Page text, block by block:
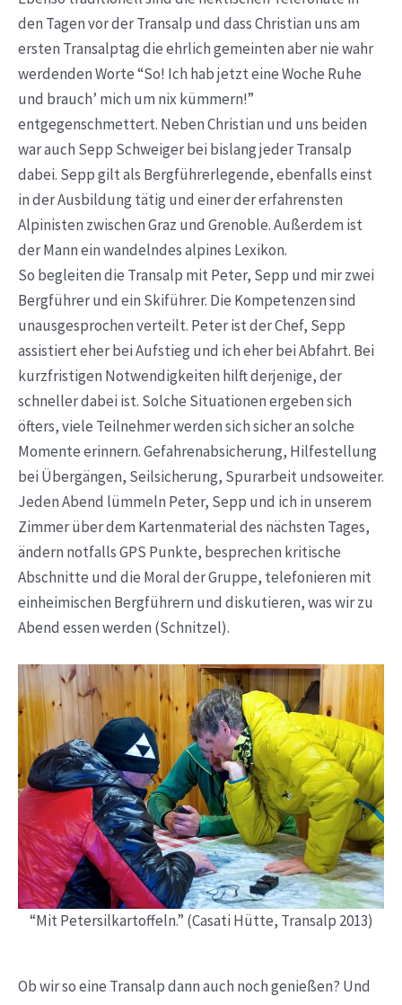
den Tagen vor der Transalp und dass Christian uns am
ersten Transalptag die ehrlich gemeinten aber nie wahr
werdenden Worte “So! Ich hab jetzt eine Woche Ruhe
und brauch’ mich um nix kümmern!”
entgegenschmettert. Neben Christian und uns beiden
war auch Sepp Schweiger bei bislang jeder Transalp
dabei. Sepp gilt als Bergführerlegende, ebenfalls einst
in der Ausbildung tätig und einer der erfahrensten
Alpinisten zwischen Graz und Grenoble. Außerdem ist
der Mann ein wandelndes alpines Lexikon.
So begleiten die Transalp mit Peter, Sepp und mir zwei
Bergführer und ein Skiführer. Die Kompetenzen sind
unausgesprochen verteilt. Peter ist der Chef, Sepp
assistiert eher bei Aufstieg und ich eher bei Abfahrt. Bei
kurzfristigen Notwendigkeiten hilft derjenige, der
schneller dabei ist. Solche Situationen ergeben sich
öfters, viele Teilnehmer werden sich sicher an solche
Momente erinnern. Gefahrenabsicherung, Hilfestellung
bei Übergängen, Seilsicherung, Spurarbeit undsoweiter.
Jeden Abend lümmeln Peter, Sepp und ich in unserem
Zimmer über dem Kartenmaterial des nächsten Tages,
ändern notfalls GPS Punkte, besprechen kritische
Abschnitte und die Moral der Gruppe, telefonieren mit
einheimischen Bergführern und diskutieren, was wir zu
Abend essen werden (Schnitzel).
“Mit Petersilkartoffeln.” (Casati Hütte, Transalp 2013)
Ob wir so eine Transalp dann auch noch genießen? Und